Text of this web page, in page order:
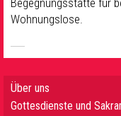
Begegnungsstätte für
Wohnungslose.
Über uns
Gottesdienste und